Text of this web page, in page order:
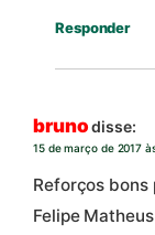
Responder
bruno disse:
15 de março de 2017
Reforços bons
Felipe